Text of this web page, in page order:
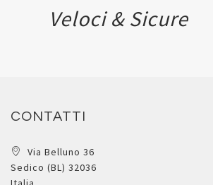
Veloci & Sicure
CONTATTI
Via Belluno 36
Sedico (BL) 32036